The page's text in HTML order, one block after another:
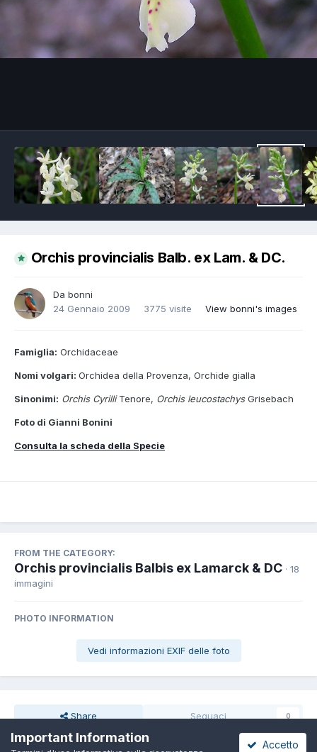
Orchis provincialis Balb. ex Lam. & DC.
Da bonni
24 Gennaio 2009
3775 visite View bonni's images
Famiglia: Orchidaceae
Nomi volgari: Orchidea della Provenza, Orchide gialla
Sinonimi: Orchis CyrilliTenore, Orchis leucostachysGrisebach
Foto di Gianni Bonini
Consulta la scheda della Specie
FROM THE CATEGORY:
Orchis provincialis Balbis ex Lamarck & DC · 18
immagini
PHOTO INFORMATION
Vedi informazioni EXIF delle foto
Share Seguaci 0
Important Information Accetto